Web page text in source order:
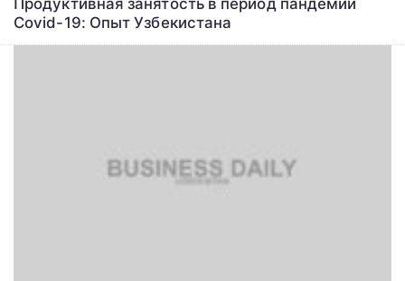
Продуктивная занятость в период пандемии
Covid-19: Опыт Узбекистана